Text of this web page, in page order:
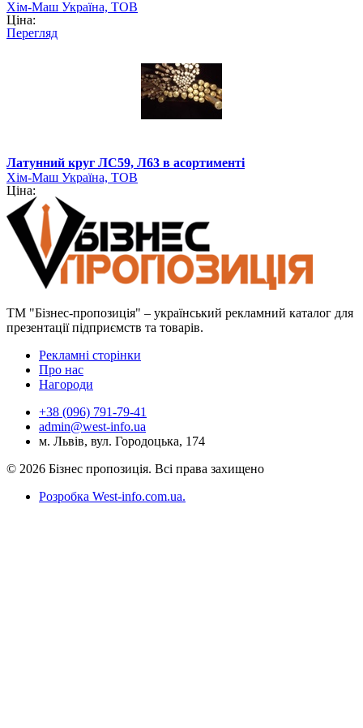
Хім-Маш Україна, ТОВ
Ціна:
Перегляд
Латунний круг ЛС59, Л63 в асортименті
Хім-Маш Україна, ТОВ
Ціна:
ТМ "Бізнес-пропозиція" – український рекламний каталог для
презентації підприємств та товарів.
Рекламні сторінки
Про нас
Нагороди
+38 (096) 791-79-41
admin@west-info.ua
м. Львів, вул. Городоцька, 174
© 2026 Бізнес пропозиція. Всі права захищено
Розробка West-info.com.ua.